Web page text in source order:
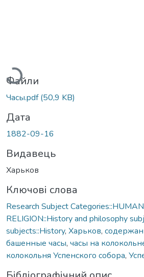
Файли
Часы.pdf(50,9 KB)
Дата
1882-09-16
Видавець
Харьков
Ключові слова
Research Subject
RELIGION::History and philosophy
subjects::History, Харьков,
башенные часы, часы на
колокольня Успенского собора,